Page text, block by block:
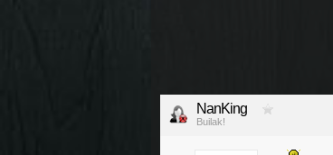
NanKing
Builak!